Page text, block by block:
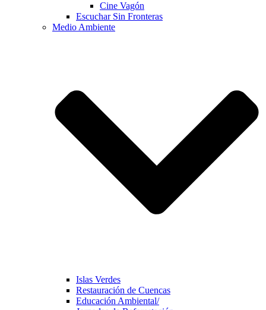
Cine Vagón
Escuchar Sin Fronteras
Medio Ambiente
Islas Verdes
Restauración de Cuencas
Educación Ambiental/